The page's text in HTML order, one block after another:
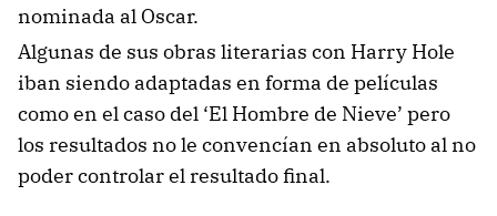
nominada al Oscar.
Algunas de sus obras literarias con Harry Hole
iban siendo adaptadas en forma de películas
como en el caso del ‘El Hombre de Nieve’ pero
los resultados no le convencían en absoluto al no
poder controlar el resultado final.